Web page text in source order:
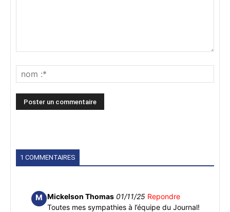
1 COMMENTAIRES
M Mickelson Thomas 01/11/25 Repondre
Toutes mes sympathies à l’équipe du Journal!